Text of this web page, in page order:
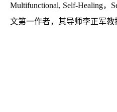
Multifunctional, Self-Healing，
文第一作者，其导师李正军